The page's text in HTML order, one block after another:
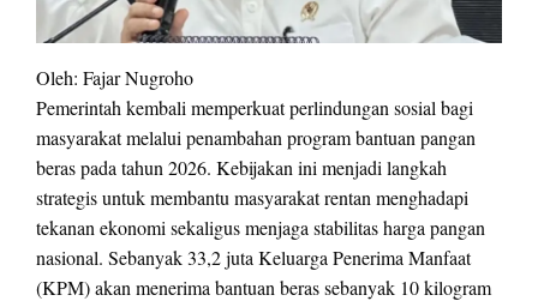
Oleh: Fajar Nugroho
Pemerintah kembali memperkuat perlindungan sosial bagi
masyarakat melalui penambahan program bantuan pangan
beras pada tahun 2026. Kebijakan ini menjadi langkah
strategis untuk membantu masyarakat rentan menghadapi
tekanan ekonomi sekaligus menjaga stabilitas harga pangan
nasional. Sebanyak 33,2 juta Keluarga Penerima Manfaat
(KPM) akan menerima bantuan beras sebanyak 10 kilogram